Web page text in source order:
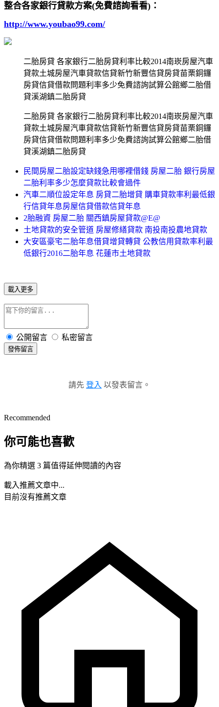
整合各家銀行貸款方案(免費諮詢看看)：
http://www.youbao99.com/
二胎房貸 各家銀行二胎房貸利率比較2014南崁房屋汽車
貸款土城房屋汽車貸款信貸新竹新豐信貸房貸苗栗銅鑼
房貸信貸借款問題利率多少免費諮詢試算公館鄉二胎借
貸溪湖鎮二胎房貸
二胎房貸 各家銀行二胎房貸利率比較2014南崁房屋汽車
貸款土城房屋汽車貸款信貸新竹新豐信貸房貸苗栗銅鑼
房貸信貸借款問題利率多少免費諮詢試算公館鄉二胎借
貸溪湖鎮二胎房貸
民間房屋二胎設定缺錢急用哪裡借錢 房屋二胎 銀行房屋
二胎利率多少怎麼貸款比較會過件
汽車二順位設定年息 房貸二胎增貸 購車貸款率利最低銀
行信貸年息房屋信貸借款信貸年息
2胎融資 房屋二胎 關西鎮房屋貸款@E@
土地貸款的安全管道 房屋修繕貸款 南投南投農地貸款
大安區豪宅二胎年息借貸增貸轉貸 公教信用貸款率利最
低銀行2016二胎年息 花蓮市土地貸款
載入更多
公開留言 私密留言
發佈留言
請先 登入 以發表留言。
Recommended
你可能也喜歡
為你精選 3 篇值得延伸閱讀的內容
載入推薦文章中...
目前沒有推薦文章